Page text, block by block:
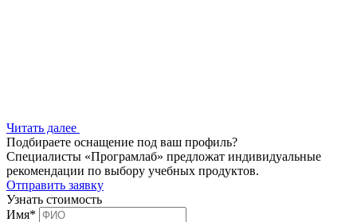
Читать далее
Подбираете оснащение под ваш профиль?
Специалисты «Програмлаб» предложат индивидуальные
рекомендации по выбору учебных продуктов.
Отправить заявку
Узнать стоимость
Имя*